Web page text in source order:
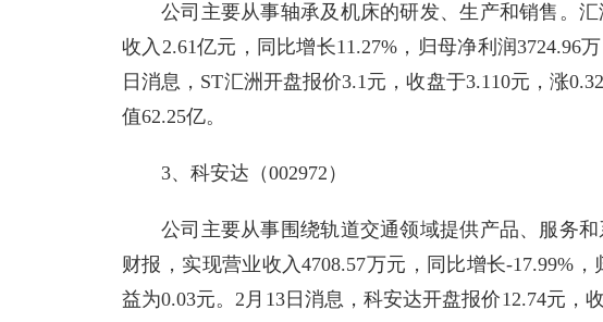
公司主要从事轴承及机床的研发、生产和销售。
收入2.61亿元，同比增长11.27%，归母净利润3724.96
日消息，ST汇洲开盘报价3.1元，收盘于3.110元，涨
值62.25亿。
3、科安达（002972）
公司主要从事围绕轨道交通领域提供产品、服务
财报，实现营业收入4708.57万元，同比增长-17.99%
益为0.03元。2月13日消息，科安达开盘报价12.74元，